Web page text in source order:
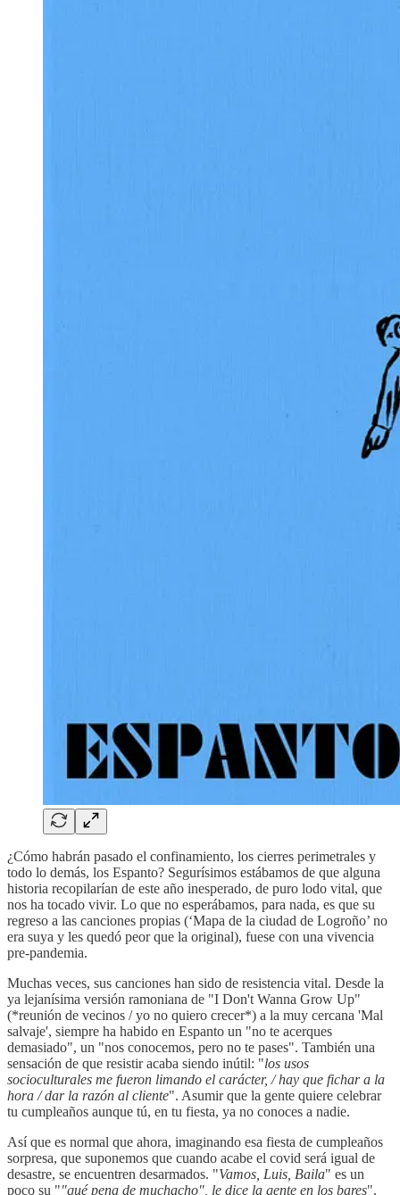
¿Cómo habrán pasado el confinamiento, los cierres perimetrales y
todo lo demás, los Espanto? Segurísimos estábamos de que alguna
historia recopilarían de este año inesperado, de puro lodo vital, que
nos ha tocado vivir. Lo que no esperábamos, para nada, es que su
regreso a las canciones propias (‘Mapa de la ciudad de Logroño’ no
era suya y les quedó peor que la original), fuese con una vivencia
pre-pandemia.
Muchas veces, sus canciones han sido de resistencia vital. Desde la
ya lejanísima versión ramoniana de "I Don't Wanna Grow Up"
(*reunión de vecinos / yo no quiero crecer*) a la muy cercana 'Mal
salvaje', siempre ha habido en Espanto un "no te acerques
demasiado", un "nos conocemos, pero no te pases". También una
sensación de que resistir acaba siendo inútil: "los usos
socioculturales me fueron limando el carácter, / hay que fichar a la
hora / dar la razón al cliente". Asumir que la gente quiere celebrar
tu cumpleaños aunque tú, en tu fiesta, ya no conoces a nadie.
Así que es normal que ahora, imaginando esa fiesta de cumpleaños
sorpresa, que suponemos que cuando acabe el covid será igual de
desastre, se encuentren desarmados. "Vamos, Luis, Baila" es un
poco su ""qué pena de muchacho", le dice la gente en los bares".